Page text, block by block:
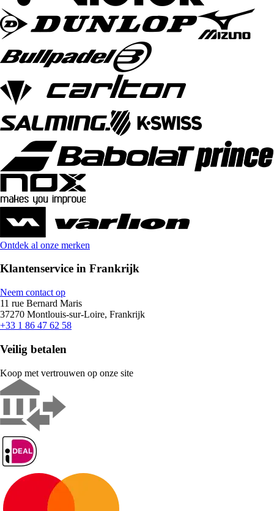
Ontdek al onze merken
Klantenservice in Frankrijk
Neem contact op
11 rue Bernard Maris
37270 Montlouis-sur-Loire, Frankrijk
+33 1 86 47 62 58
Veilig betalen
Koop met vertrouwen op onze site